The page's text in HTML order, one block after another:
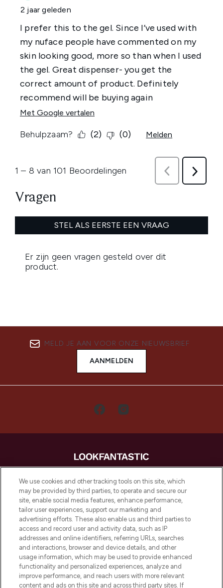
MELD JE AAN VOOR ONZE NIEUWSBRIEF
AANMELDEN
LOOKFANTASTIC is de ultieme online
beautybestemming van Europa, met de
beste huidverzorging, haarproducten en
make-up van meer dan 200 topmerken.
Shop online of via de app, met gratis
verzending vanaf €40.
Cookie-toestemming
Do Not Sell or Share My Personal
Information
We use cookies and other tracking tools on this site, which
may be provided by third parties, to operate and secure our
site, enable social media features, enhance performance,
tailor user experiences, support our marketing and
advertising efforts. These also enable us and third parties to
access and record user and activity data, such as IP
addresses and online identifiers, referring URLs, searches
and interactions, browser and device details, and other
usage information, which may be used to provide enhanced
functionality and personalized experiences, analyze and
improve performance, and reach users with more relevant
content and ads on this site and across third party sites. If